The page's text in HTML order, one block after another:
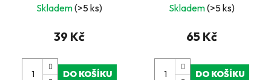
Skladem(>5 ks)
39 Kč
DO KOŠÍKU
Skladem(>5 ks)
65 Kč
DO KOŠÍKU